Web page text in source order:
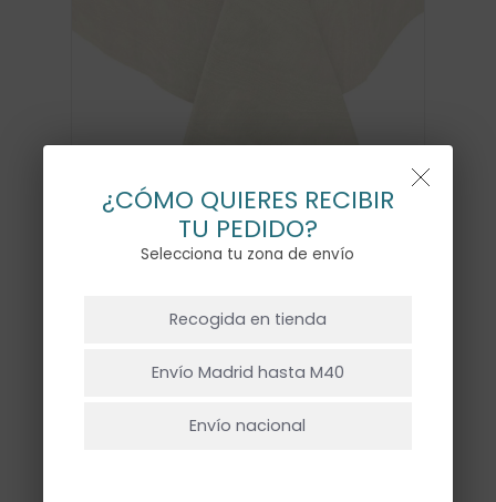
MANTEL MOIRE IVORY
¿CÓMO QUIERES RECIBIR
TU PEDIDO?
Selecciona tu zona de envío
Recogida en tienda
Envío Madrid hasta M40
Envío nacional